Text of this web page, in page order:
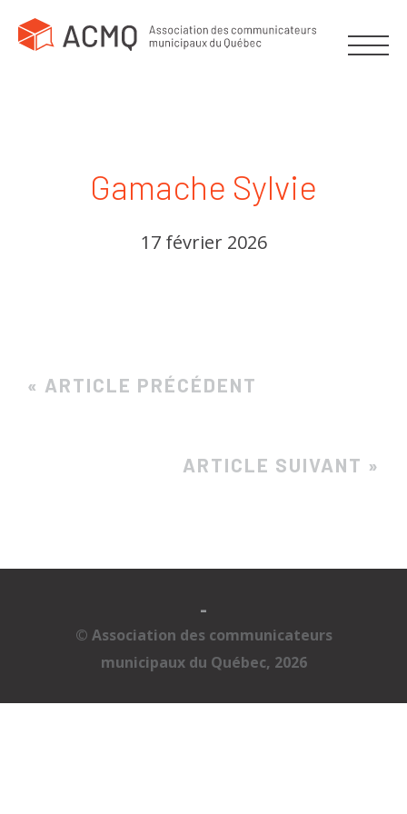
Gamache Sylvie
17 février 2026
« ARTICLE PRÉCÉDENT
ARTICLE SUIVANT »
-
© Association des communicateurs
municipaux du Québec, 2026